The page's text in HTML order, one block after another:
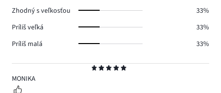
5
MONIKA
Zhodný s veľkosťou
33%
Príliš veľká
33%
Príliš malá
33%